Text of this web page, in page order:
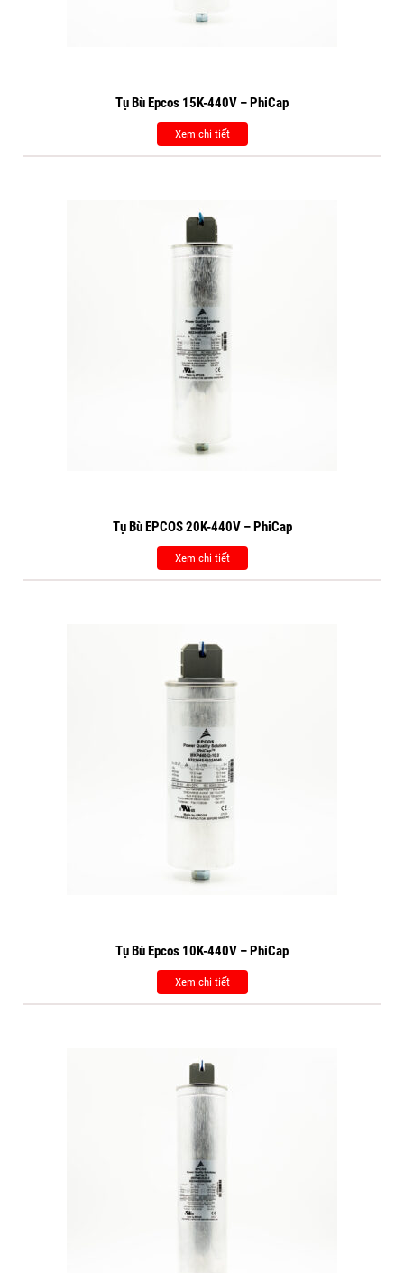
Tụ Bù Epcos 15K-440V – PhiCap
Xem chi tiết
Tụ Bù EPCOS 20K-440V – PhiCap
Xem chi tiết
Tụ Bù Epcos 10K-440V – PhiCap
Xem chi tiết